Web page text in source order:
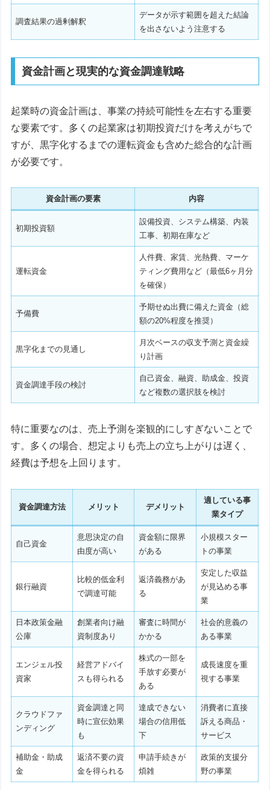
調査結果の過剰解釈
データが示す範囲を超えた結論
を出さないよう注意する
資金計画と現実的な資金調達戦略
起業時の資金計画は、事業の持続可能性を左右する重要
な要素です。多くの起業家は初期投資だけを考えがちで
すが、黒字化するまでの運転資金も含めた総合的な計画
が必要です。
資金計画の要素 内容
初期投資額
設備投資、システム構築、内装
工事、初期在庫など
運転資金
人件費、家賃、光熱費、マーケ
ティング費用など（最低6ヶ月分
を確保）
予備費
予期せぬ出費に備えた資金（総
額の20%程度を推奨）
黒字化までの見通し
月次ベースの収支予測と資金繰
り計画
資金調達手段の検討
自己資金、融資、助成金、投資
など複数の選択肢を検討
特に重要なのは、売上予測を楽観的にしすぎないことで
す。多くの場合、想定よりも売上の立ち上がりは遅く、
経費は予想を上回ります。
資金調達方法 メリット デメリット
適している事
業タイプ
自己資金
意思決定の自
由度が高い
資金額に限界
がある
小規模スター
トの事業
銀行融資
比較的低金利
で調達可能
返済義務があ
る
安定した収益
が見込める事
業
日本政策金融
公庫
創業者向け融
資制度あり
審査に時間が
かかる
社会的意義の
ある事業
エンジェル投
資家
経営アドバイ
スも得られる
株式の一部を
手放す必要が
ある
成長速度を重
視する事業
クラウドファ
ンディング
資金調達と同
時に宣伝効果
も
達成できない
場合の信用低
下
消費者に直接
訴える商品・
サービス
補助金・助成
金
返済不要の資
金を得られる
申請手続きが
煩雑
政策的支援分
野の事業